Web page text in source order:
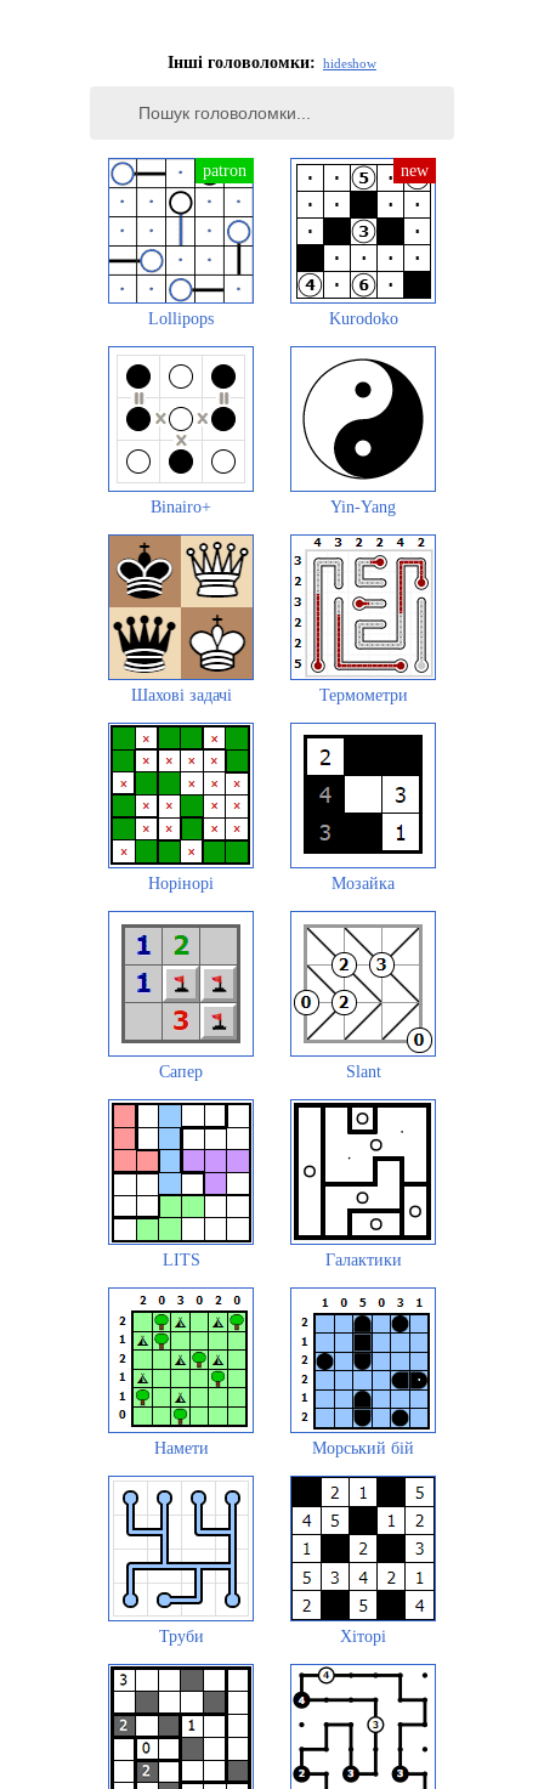
Інші головоломки: hideshow
Lollipops Kurodoko
Binairo+ Yin-Yang
Шахові задачі Термометри
Норінорі Мозайка
Сапер Slant
LITS Галактики
Намети Морський бій
Труби Хіторі